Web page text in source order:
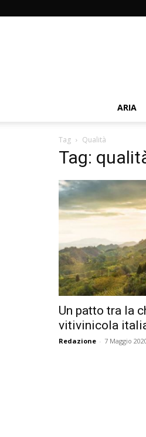
ARIA
Tag Qualità
Tag:
Un patto tra la
vitivinicola
Redazione - 7 Maggio